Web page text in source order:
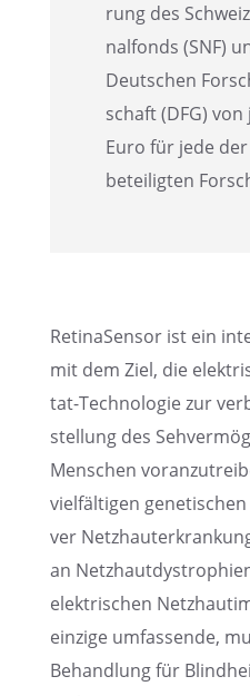
rung des
nal­fonds (SNF)
Deutschen
schaft (DFG) von
Euro für jede
betei­lig­ten
Retina­Sen­sor ist ein
mit dem Ziel, die
tat-Techno­lo­gie zur
stel­lung des
Menschen
vielfäl­ti­gen
ver
an
elektri­schen
einzige umfas­sende,
Behand­lung für